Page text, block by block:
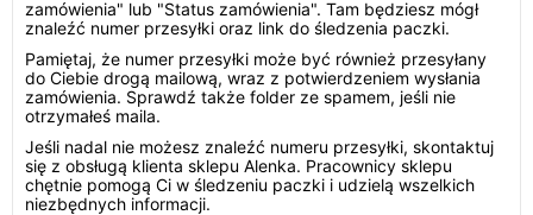
zamówienia" lub "Status zamówienia". Tam będziesz mógł
znaleźć numer przesyłki oraz link do śledzenia paczki.
Pamiętaj, że numer przesyłki może być również przesyłany
do Ciebie drogą mailową, wraz z potwierdzeniem wysłania
zamówienia. Sprawdź także folder ze spamem, jeśli nie
otrzymałeś maila.
Jeśli nadal nie możesz znaleźć numeru przesyłki, skontaktuj
się z obsługą klienta sklepu Alenka. Pracownicy sklepu
chętnie pomogą Ci w śledzeniu paczki i udzielą wszelkich
niezbędnych informacji.